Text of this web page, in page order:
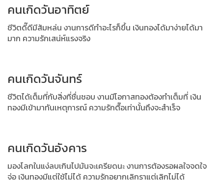
คนเกิดวันอาทิตย์
ชีวิตดี๊ดีมีส้มหล่น งานการดีทำอะไรก็ขึ้น เงินทองได้มาง่ายได้มา
มาก ความรักเสน่ห์แรงจริง
คนเกิดวันจันทร์
ชีวิตได้เต็มที่กับสิ่งที่ชื่นชอบ งานมีโอกาสทองต้องทำเต็มที่ เงิน
ทองมีเข้ามาทันเหตุการณ์ ความรักตื๊อเท่านั้นถึงจะสำเร็จ
คนเกิดวันอังคาร
มองโลกในแง่ลบเกินไปมันจะเครียดนะ งานการต้องรอผลใจจดใจ
จ่อ เงินทองมีแต่ใช้ไม่ได้ ความรักอยากเลิกราแต่เลิกไม่ได้